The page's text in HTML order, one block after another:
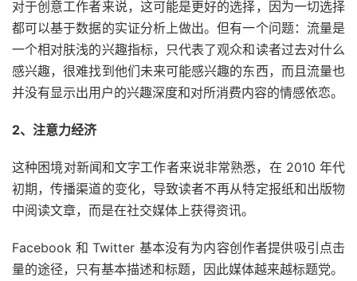
对于创意工作者来说，这可能是更好的选择，因为一切选择
都可以基于数据的实证分析上做出。但有一个问题：流量是
一个相对肤浅的兴趣指标，只代表了观众和读者过去对什么
感兴趣，很难找到他们未来可能感兴趣的东西，而且流量也
并没有显示出用户的兴趣深度和对所消费内容的情感依恋。
2、注意力经济
这种困境对新闻和文字工作者来说非常熟悉，在 2010 年代
初期，传播渠道的变化，导致读者不再从特定报纸和出版物
中阅读文章，而是在社交媒体上获得资讯。
Facebook 和 Twitter 基本没有为内容创作者提供吸引点击
量的途径，只有基本描述和标题，因此媒体越来越标题党。